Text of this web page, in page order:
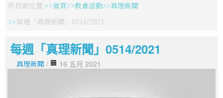
你目前位置: 首頁 教會活動
真理新聞
每週「真理新聞」0514/2021
每週「真理新聞」0514/2021
真理新聞 / 16 五月 2021